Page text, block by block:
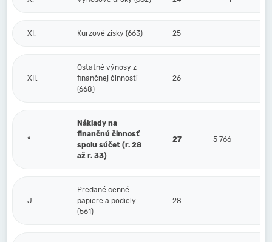
XI. Kurzové zisky (663) 25
XII.
Ostatné výnosy z
finančnej činnosti
(668)
26
*
Náklady na
finančnú činnosť
spolu súčet (r. 28
až r. 33)
27 5 766
J.
Predané cenné
papiere a podiely
(561)
28